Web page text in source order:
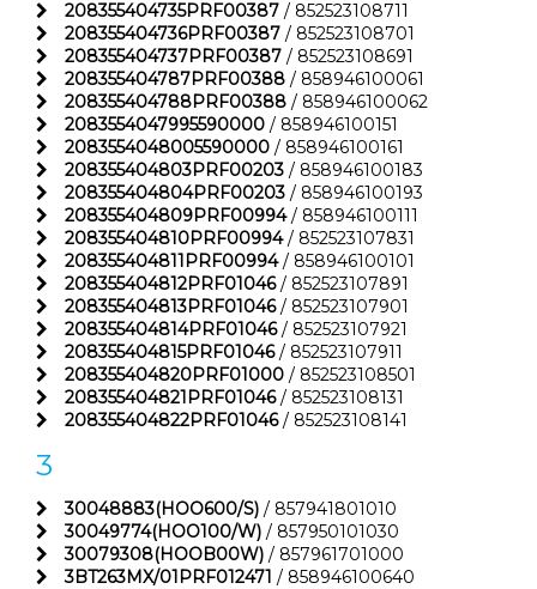
208355404735PRF00387 / 852523108711
208355404736PRF00387 / 852523108701
208355404737PRF00387 / 852523108691
208355404787PRF00388 / 858946100061
208355404788PRF00388 / 858946100062
2083554047995590000 / 858946100151
2083554048005590000 / 858946100161
208355404803PRF00203 / 858946100183
208355404804PRF00203 / 858946100193
208355404809PRF00994/ 858946100111
208355404810PRF00994/ 852523107831
208355404811PRF00994/ 858946100101
208355404812PRF01046/ 852523107891
208355404813PRF01046/ 852523107901
208355404814PRF01046/ 852523107921
208355404815PRF01046/ 852523107911
208355404820PRF01000 / 852523108501
208355404821PRF01046/ 852523108131
208355404822PRF01046/ 852523108141
3
30048883(HOO600/S) / 857941801010
30049774(HOO100/W) / 857950101030
30079308(HOOB00W) / 857961701000
3BT263MX/01PRF012471 / 858946100640